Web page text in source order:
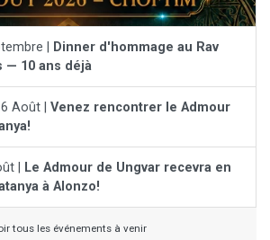
|
Dinner d'hommage au Rav
— 10 ans déjà
Août | Venez rencontrer le Admour
|
Le Admour de Ungvar recevra en
à Alonzo!
tous les événements à venir